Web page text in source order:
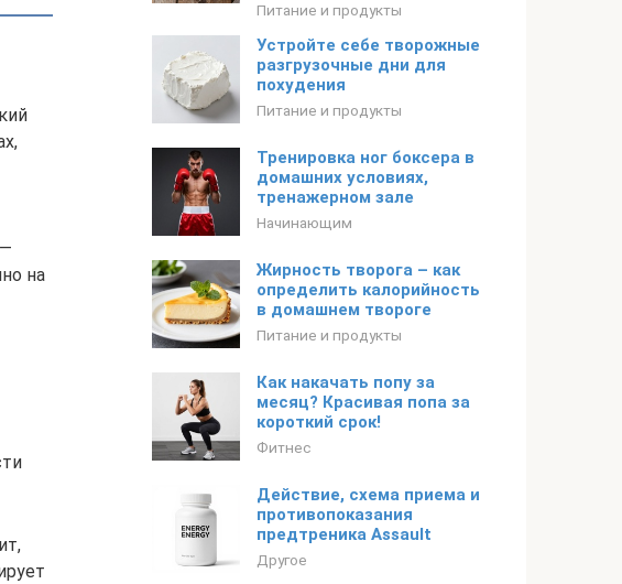
на
Питание и продукты
Устройте себе творожные
разгрузочные дни для
похудения
Питание и продукты
Тренировка ног боксера в
домашних условиях,
тренажерном зале
Начинающим
Жирность творога – как
определить калорийность
в домашнем твороге
Питание и продукты
Как накачать попу за
месяц? Красивая попа за
короткий срок!
Фитнес
Действие, схема приема и
противопоказания
предтреника Assault
Другое